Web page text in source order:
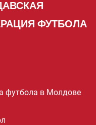
ФУТБОЛА
футбола в Молдове